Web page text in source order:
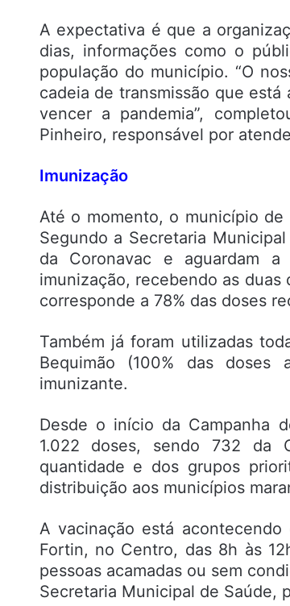
A expectativa é que a
dias, informações como o
população do município. “O
cadeia de transmissão que
vencer a pandemia”,
Pinheiro, responsável por
Imunização
Até o momento, o município de
Segundo a Secretaria
da Coronavac e aguardam
imunização, recebendo as
corresponde a 78% das doses
Também já foram utilizadas
Bequimão (100% das doses
imunizante.
Desde o início da Campanha
1.022 doses, sendo 732 da
quantidade e dos grupos
distribuição aos municípios
A vacinação está
Fortin, no Centro, das 8h às
pessoas acamadas ou sem
Secretaria Municipal de Saúde,